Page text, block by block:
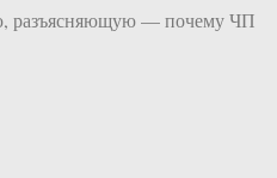
разъясняющую — почему ЧП